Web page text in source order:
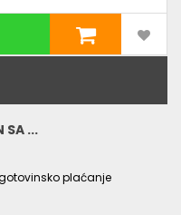
SA ...
plaćanje